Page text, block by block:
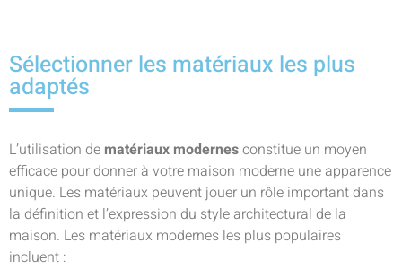
Sélectionner les matériaux les plus
adaptés
L’utilisation de matériaux modernesconstitue un moyen
efficace pour donner à votre maison moderne une apparence
unique. Les matériaux peuvent jouer un rôle important dans
la définition et l’expression du style architectural de la
maison. Les matériaux modernes les plus populaires
incluent :